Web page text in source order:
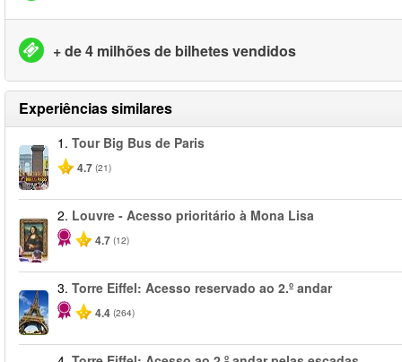
+ de 4 milhões de bilhetes vendidos
Experiências similares
1. Tour Big Bus de Paris
4.7 (21)
2. Louvre - Acesso prioritário à Mona Lisa
4.7 (12)
3. Torre Eiffel: Acesso reservado ao 2.º andar
4.4 (264)